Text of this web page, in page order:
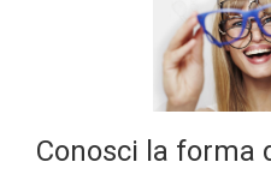
Conosci la forma